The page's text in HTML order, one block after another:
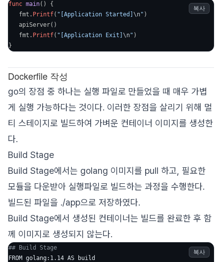
func main() {
   fmt.
Printf( "[Application Started] \n" )
   apiServer()
   fmt.
Printf( "[Application Exit] \n" )
복사
Dockerfile 작성
go의 장점 중 하나는 실행 파일로 만들었을 때 매우 가볍
게 실행 가능하다는 것이다. 이러한 장점을 살리기 위해 멀
티 스테이지로 빌드하여 가벼운 컨테이너 이미지를 생성한
다.
Build Stage
Build Stage에서는 golang 이미지를 pull 하고, 필요한
모듈을 다운받아 실행파일로 빌드하는 과정을 수행한다.
빌드된 파일을 ./app으로 저장하였다.
Build Stage에서 생성된 컨테이너는 빌드를 완료한 후 함
께 이미지로 생성되지 않는다.
## Build Stage
FROM golang:1.14 AS build
복사